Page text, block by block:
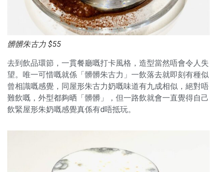
髒髒朱古力 $55
去到飲品環節，一貫餐廳嘅打卡風格，造型當然唔會令人失
望。唯一可惜嘅就係「髒髒朱古力」一飲落去就即刻有種似
曾相識嘅感覺，同屋形朱古力奶嘅味道有九成相似，絕對唔
難飲嘅，外型都夠晒「髒髒」，但一路飲就會一直覺得自己
飲緊屋形朱奶嘅感覺真係有d唔抵玩。